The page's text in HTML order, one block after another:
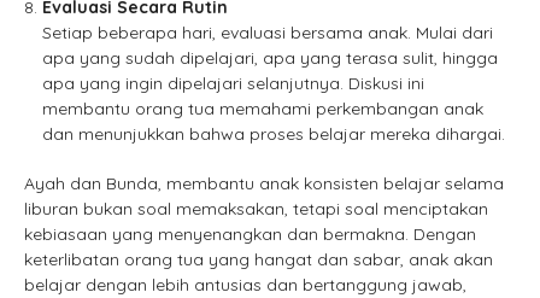
Evaluasi Secara Rutin
Setiap beberapa hari, evaluasi bersama anak. Mulai dari
apa yang sudah dipelajari, apa yang terasa sulit, hingga
apa yang ingin dipelajari selanjutnya. Diskusi ini
membantu orang tua memahami perkembangan anak
dan menunjukkan bahwa proses belajar mereka dihargai.
Ayah dan Bunda, membantu anak konsisten belajar selama
liburan bukan soal memaksakan, tetapi soal menciptakan
kebiasaan yang menyenangkan dan bermakna. Dengan
keterlibatan orang tua yang hangat dan sabar, anak akan
belajar dengan lebih antusias dan bertanggung jawab,